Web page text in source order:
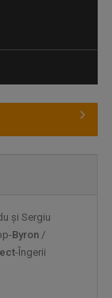
și Sergiu
Byron /
-Îngerii